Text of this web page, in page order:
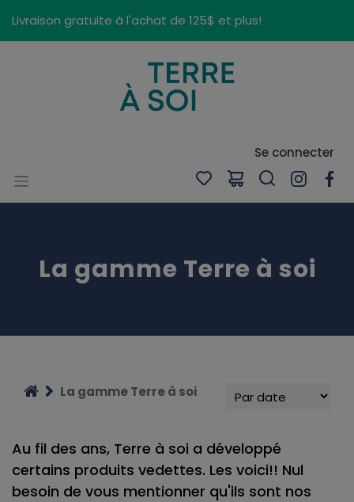
Livraison gratuite à l'achat de 125$ et plus!
Se connecter
La gamme Terre à soi
La gamme Terre à soi
Au fil des ans, Terre à soi a développé
certains produits vedettes. Les voici!! Nul
besoin de vous mentionner qu'ils sont nos